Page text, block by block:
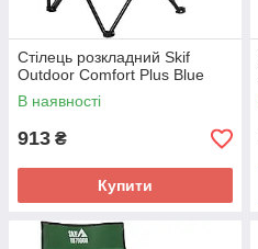
Стілець розкладний Skif
Outdoor Comfort Plus Blue
В наявності
913 ₴
Купити